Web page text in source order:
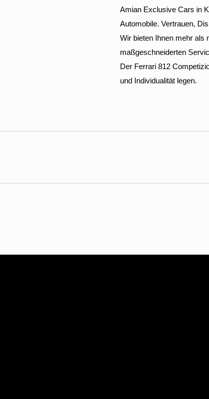
Amian Exclusive Cars in
Automobile. Vertrauen,
Wir bieten Ihnen mehr als
maßgeschneiderten
Der Ferrari 812
und Individualität legen.